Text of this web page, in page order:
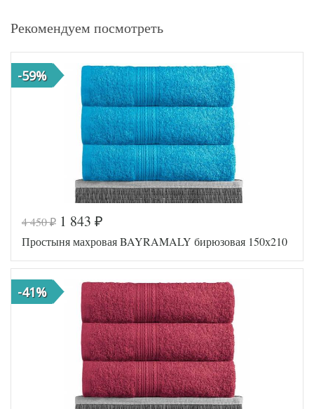
Рекомендуем посмотреть
-59%
4 450₽ 1 843 ₽
Простыня махровая BAYRAMALY бирюзовая 150х210
-41%